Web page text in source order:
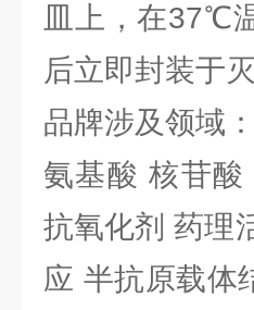
皿上，在37℃
后立即封装于
品牌涉及领域
氨基酸 核苷
抗氧化剂 药理
应 半抗原载体